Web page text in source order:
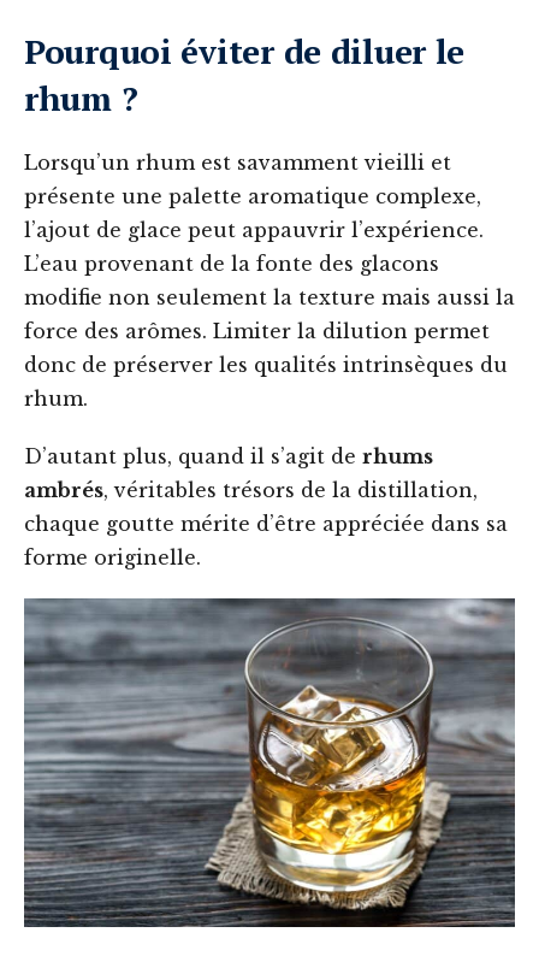
Pourquoi éviter de diluer le
rhum ?
Lorsqu’un rhum est savamment vieilli et
présente une palette aromatique complexe,
l’ajout de glace peut appauvrir l’expérience.
L’eau provenant de la fonte des glacons
modifie non seulement la texture mais aussi la
force des arômes. Limiter la dilution permet
donc de préserver les qualités intrinsèques du
rhum.
D’autant plus, quand il s’agit de rhums
ambrés, véritables trésors de la distillation,
chaque goutte mérite d’être appréciée dans sa
forme originelle.